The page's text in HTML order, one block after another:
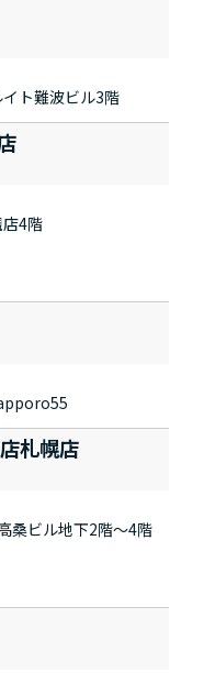
ト難波ビル3階
4階
札幌店
桑ビル地下2階～4階